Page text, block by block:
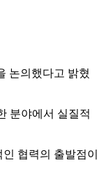
논의했다고 밝혔
분야에서 실질적
협력의 출발점이